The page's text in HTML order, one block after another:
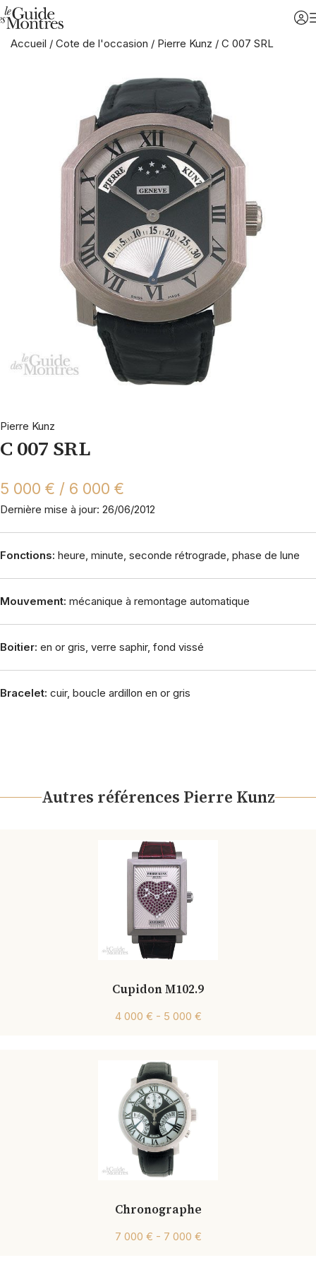
Accueil / Cote de l'occasion / Pierre Kunz / C 007 SRL
Pierre Kunz
C 007 SRL
5 000 € / 6 000 €
Dernière mise à jour: 26/06/2012
Fonctions: heure, minute, seconde rétrograde, phase de lune
Mouvement: mécanique à remontage automatique
Boitier: en or gris, verre saphir, fond vissé
Bracelet: cuir, boucle ardillon en or gris
Autres références Pierre Kunz
Cupidon M102.9
4 000 € - 5 000 €
Chronographe
7 000 € - 7 000 €